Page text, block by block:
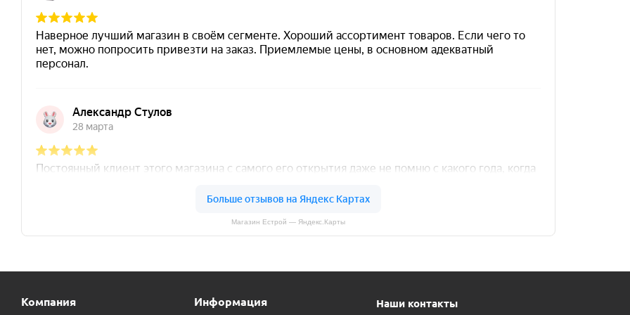
Магазин Естрой — Яндекс.Карты
Компания Информация Наши контакты